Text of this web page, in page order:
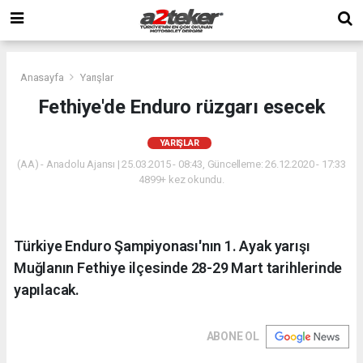
Anasayfa Yarışlar
Fethiye'de Enduro rüzgarı esecek
YARIŞLAR
(AA) - Anadolu Ajansı | 25.03.2015 - 08:43, Güncelleme: 26.12.2020 - 17:33
4899+ kez okundu.
Türkiye Enduro Şampiyonası'nın 1. Ayak yarışı
Muğlanın Fethiye ilçesinde 28-29 Mart tarihlerinde
yapılacak.
ABONE OL